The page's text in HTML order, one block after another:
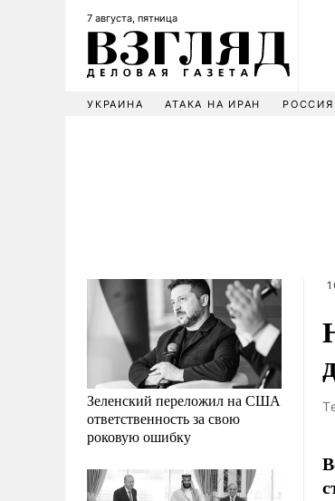
7 августа, пятница
УКРАИНА АТАКА НА ИРАН
Зеленский переложил на США
ответственность за свою
роковую ошибку